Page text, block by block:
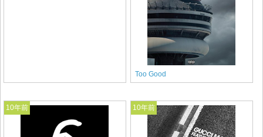
Too Good
10年前 10年前